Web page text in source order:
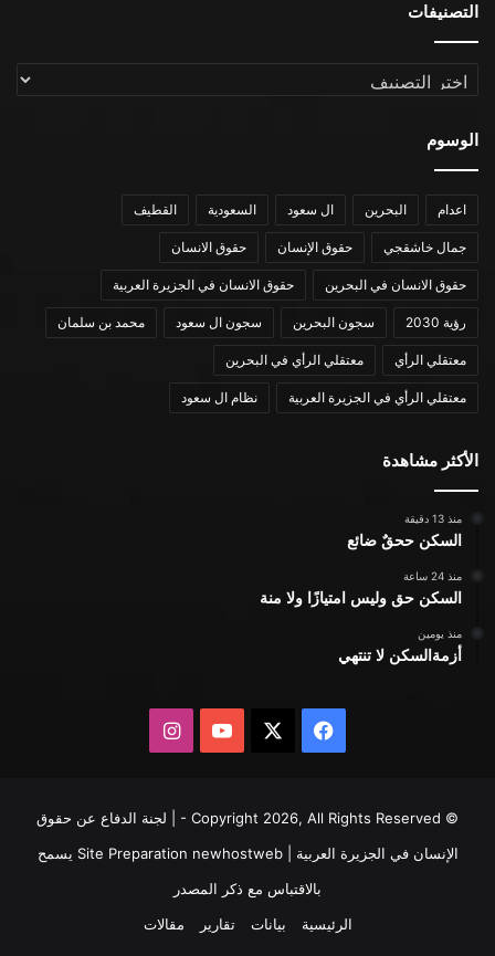
التصنيفات
التصنيفات
الوسوم
اعدام البحرين ال سعود السعودية القطيف
جمال خاشقجي حقوق الإنسان حقوق الانسان
حقوق الانسان في البحرين حقوق الانسان في الجزيرة العربية
رؤية 2030 سجون البحرين سجون ال سعود محمد بن سلمان
معتقلي الرأي معتقلي الرأي في البحرين
معتقلي الرأي في الجزيرة العربية نظام ال سعود
الأكثر مشاهدة
منذ 13 دقيقة
السكن ححقٌ ضائع
منذ 24 ساعة
السكن حق وليس امتيازًا ولا منة
منذ يومين
أزمةالسكن لا تنتهي
فيسبوك يوتيوبانستقرام
© Copyright 2026, All Rights Reserved - | لجنة الدفاع عن حقوق
الإنسان في الجزيرة العربية | Site Preparationnewhostweb
يسمح
بالاقتباس مع ذكر المصدر
الرئيسية
بيانات تقارير مقالات